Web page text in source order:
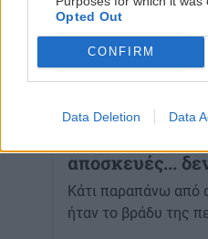
Opted Out
CONFIRM
Data Deletion Data
αποσκευές...
Κάτι παραπάνω από
ήταν το βράδυ της